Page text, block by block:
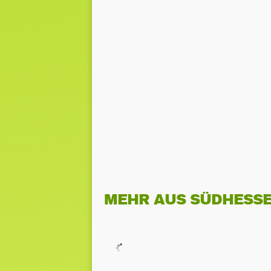
MEHR AUS